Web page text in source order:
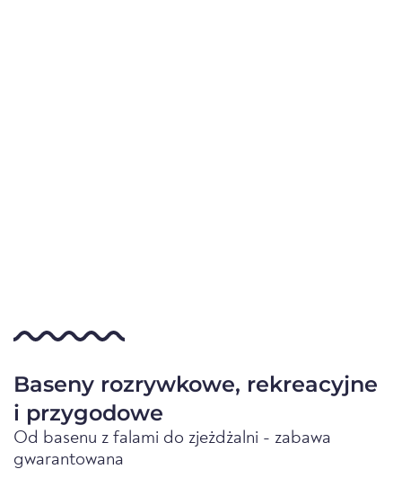
Baseny rozrywkowe, rekreacyjne
i przygodowe
Od basenu z falami do zjeżdżalni - zabawa
gwarantowana